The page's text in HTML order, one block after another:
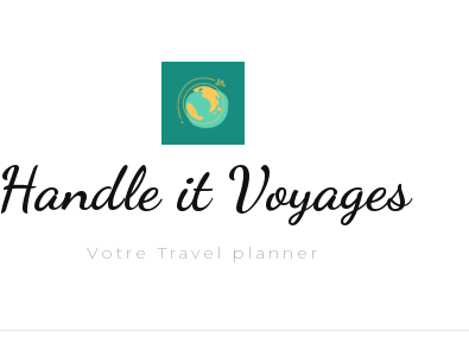
Handle it Voyages
Votre Travel planner